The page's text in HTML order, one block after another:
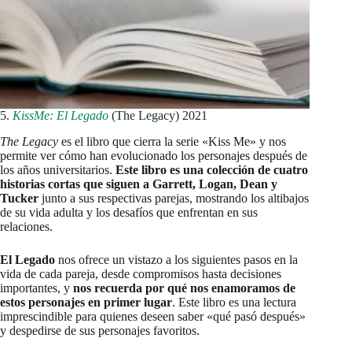
5. KissMe: El Legado (The Legacy) 2021
The Legacy es el libro que cierra la serie «Kiss Me» y nos
permite ver cómo han evolucionado los personajes después de
los años universitarios. Este libro es una colección de cuatro
historias cortas que siguen a Garrett, Logan, Dean y
Tucker junto a sus respectivas parejas, mostrando los altibajos
de su vida adulta y los desafíos que enfrentan en sus
relaciones.
El Legado nos ofrece un vistazo a los siguientes pasos en la
vida de cada pareja, desde compromisos hasta decisiones
importantes, y nos recuerda por qué nos enamoramos de
estos personajes en primer lugar. Este libro es una lectura
imprescindible para quienes deseen saber «qué pasó después»
y despedirse de sus personajes favoritos.